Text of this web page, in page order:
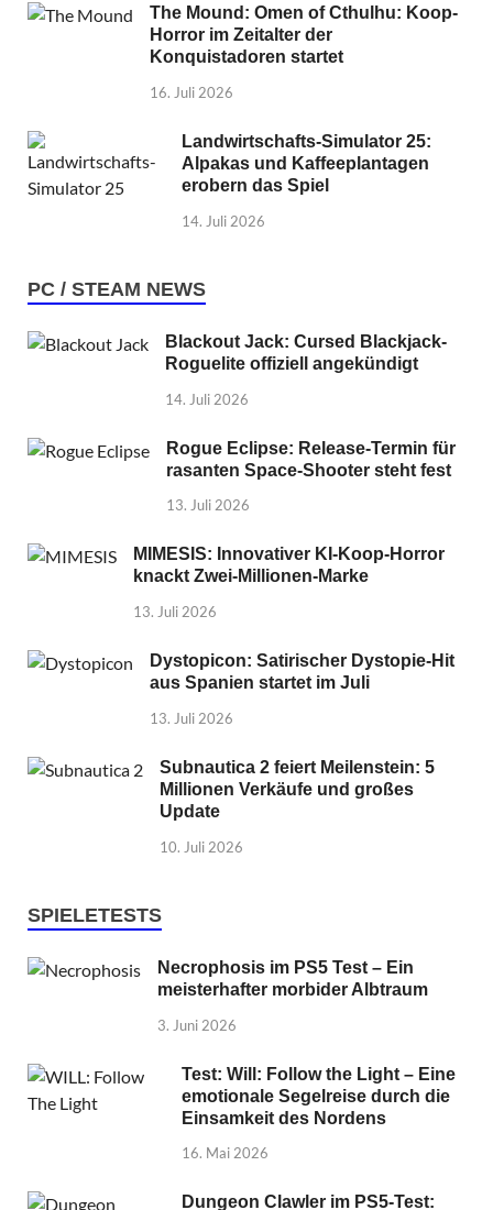
The Mound: Omen of Cthulhu: Koop-
Horror im Zeitalter der
Konquistadoren startet
16. Juli 2026
Landwirtschafts-Simulator 25:
Alpakas und Kaffeeplantagen
erobern das Spiel
14. Juli 2026
PC / STEAM NEWS
Blackout Jack: Cursed Blackjack-
Roguelite offiziell angekündigt
14. Juli 2026
Rogue Eclipse: Release-Termin für
rasanten Space-Shooter steht fest
13. Juli 2026
MIMESIS: Innovativer KI-Koop-Horror
knackt Zwei-Millionen-Marke
13. Juli 2026
Dystopicon: Satirischer Dystopie-Hit
aus Spanien startet im Juli
13. Juli 2026
Subnautica 2 feiert Meilenstein: 5
Millionen Verkäufe und großes
Update
10. Juli 2026
SPIELETESTS
Necrophosis im PS5 Test – Ein
meisterhafter morbider Albtraum
3. Juni 2026
Test: Will: Follow the Light – Eine
emotionale Segelreise durch die
Einsamkeit des Nordens
16. Mai 2026
Dungeon Clawler im PS5-Test: